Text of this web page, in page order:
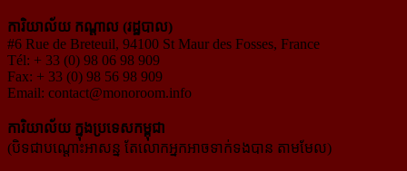
ការិយាល័យ កណ្ដាល (រដ្ឋបាល)
#6 Rue de Breteuil, 94100 St Maur des Fosses, France
Tél: + 33 (0) 98 06 98 909
Fax: + 33 (0) 98 56 98 909
Email: contact@monoroom.info
ការិយាល័យ ក្នុង​ប្រទេស​កម្ពុជា
(បិទជាបណ្ដោះអាសន្ន តែលោកអ្នកអាចទាក់ទងបាន តាមមែល)